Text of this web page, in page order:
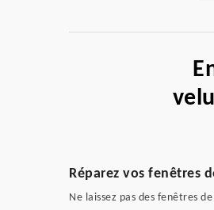
Réparez vos fenêtres
Ne laissez pas des fenêtres